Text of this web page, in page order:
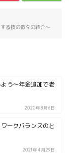
る技の数々の紹介～
う～年金追加で老
2020年8月6日
ークバランスのと
2021年4月29日